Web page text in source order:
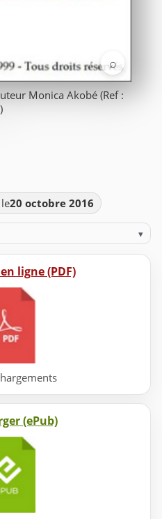
⌕
Monica Akobé (Ref :
20 octobre 2016
▾
ligne (PDF)
(ePub)